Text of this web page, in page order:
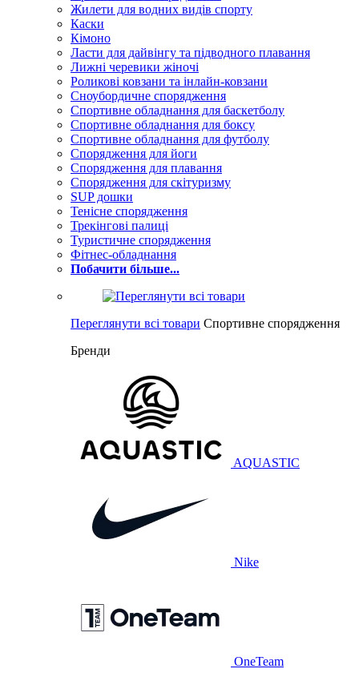
Жилети для водних видів спорту
Каски
Кімоно
Ласти для дайвінгу та підводного плавання
Лижні черевики жіночі
Роликові ковзани та інлайн-ковзани
Сноубордичне спорядження
Спортивне обладнання для баскетболу
Спортивне обладнання для боксу
Спортивне обладнання для футболу
Спорядження для йоги
Спорядження для плавання
Спорядження для скітуризму
SUP дошки
Тенісне спорядження
Трекінгові палиці
Туристичне спорядження
Фітнес-обладнання
Побачити більше...
Переглянути всі товари Спортивне спорядження
Бренди
AQUASTIC
Nike
OneTeam